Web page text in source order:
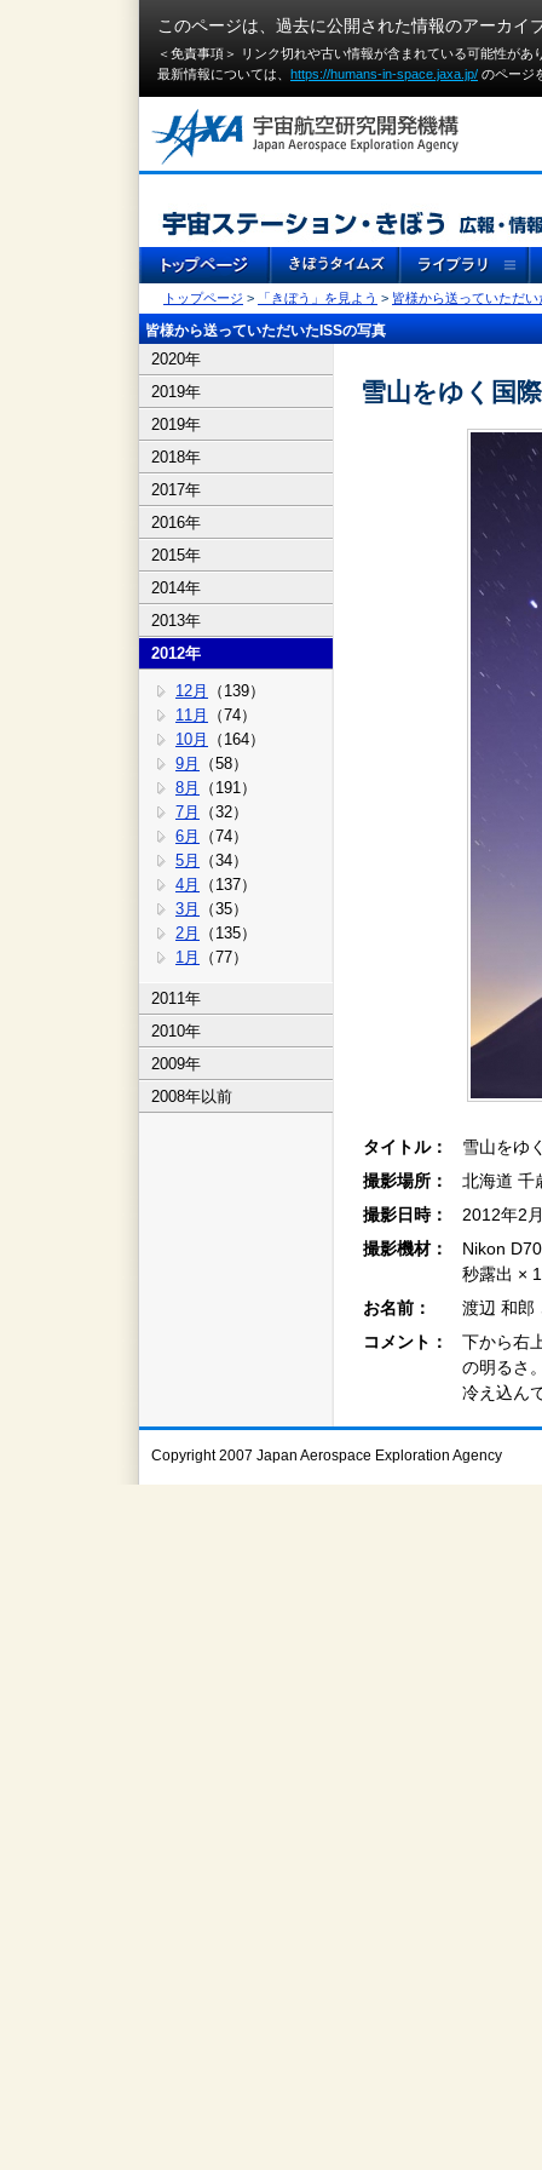
このページは、過去に公開された情報のアーカイ
＜免責事項＞ リンク切れや古い情報が含まれている可能性が
最新情報については、 https://humans-in-space.jaxa.jp/ のページ
トップページ > 「きぼう」を見よう > 皆様から送っていただい
皆様から送っていただいたISSの写真
2020年
2019年
2019年
2018年
2017年
2016年
2015年
2014年
2013年
2012年
12月
（139）
11月
（74）
10月
（164）
9月
（58）
8月
（191）
7月
（32）
6月
（74）
5月
（34）
4月
（137）
3月
（35）
2月
（135）
1月
（77）
2011年
2010年
2009年
2008年以前
雪山をゆく国
タイトル：
雪山をゆ
撮影場所：
北海道
撮影日時：
2012年2
撮影機材：
Nikon
秒露出 ×
お名前：
渡辺 和郎
コメント：
下から右
の明るさ
冷え込ん
Copyright 2007 Japan Aerospace Exploration Agency